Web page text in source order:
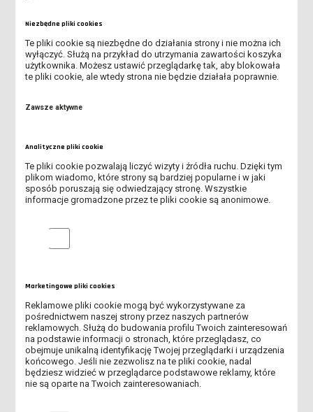
BADANIA LEKARSKIE
SPOTKANIE ONLINE DLA KANDYDATÓW NA STUDIA
SPOTKANIE ONLINE DLA KANDYDATÓW NA STUDIA - DOWIEDZ
SIĘ, JAK PRZEJŚĆ PRZEZ REKRUTACJĘ
ABSOLUTORIA 2026 - KOLEJNY ROCZNIK ABSOLWENTÓW ANS
TRWA REKRUTACJA NA STUDIA!
UROCZYSTE OTWARCIE AKADEMICKIEGO CENTRUM INŻYNIERII I
TECHNOLOGII ANS W LESZNIE
REKRUTACJA DO DOMU STUDENTA "KOMENIK"
WSPARCIE PSYCHOTERAPEUTYCZNE DLA STUDENTÓW ANS W
LESZNIE W OKRESIE WAKACYJNYM
Niezbędne pliki cookies
Te pliki cookie są niezbędne do działania strony i nie można ich
wyłączyć. Służą na przykład do utrzymania zawartości koszyka
użytkownika. Możesz ustawić przeglądarkę tak, aby blokowała
te pliki cookie, ale wtedy strona nie będzie działała poprawnie.
Zawsze aktywne
Analityczne pliki cookie
Te pliki cookie pozwalają liczyć wizyty i źródła ruchu. Dzięki tym
plikom wiadomo, które strony są bardziej popularne i w jaki
sposób poruszają się odwiedzający stronę. Wszystkie
informacje gromadzone przez te pliki cookie są anonimowe.
Analityczne pliki cookie
Marketingowe pliki cookies
Reklamowe pliki cookie mogą być wykorzystywane za
pośrednictwem naszej strony przez naszych partnerów
reklamowych. Służą do budowania profilu Twoich zainteresowań
na podstawie informacji o stronach, które przeglądasz, co
obejmuje unikalną identyfikację Twojej przeglądarki i urządzenia
końcowego. Jeśli nie zezwolisz na te pliki cookie, nadal
będziesz widzieć w przeglądarce podstawowe reklamy, które
nie są oparte na Twoich zainteresowaniach.